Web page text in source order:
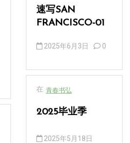
速写SAN
FRANCISCO-01
2025年6月3日 0
在 青春书弘
2025毕业季
2025年5月18日